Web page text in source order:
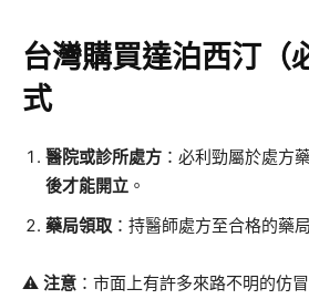
台灣購買達泊西汀（
式
醫院或診所處方 ：必利勁屬於處方
後才能開立 。
藥局領取 ：持醫師處方至合格的藥
⚠ 注意 ：市面上有許多來路不明的仿